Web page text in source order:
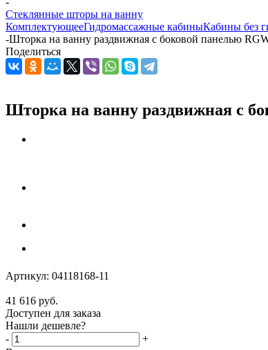
Стеклянные шторы на ванну
КомплектующееГидромассажные кабиныКабины без
-Шторка на ванну раздвижная с боковой панелью
Поделиться
Шторка на ванну раздвижная с
Артикул: 04118168-11
41 616 руб.
Доступен для заказа
Нашли дешевле?
-
+